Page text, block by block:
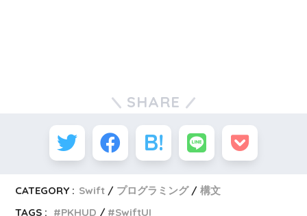
SHARE
CATEGORY : Swift プログラミング
構文
TAGS :
PKHUD SwiftUI